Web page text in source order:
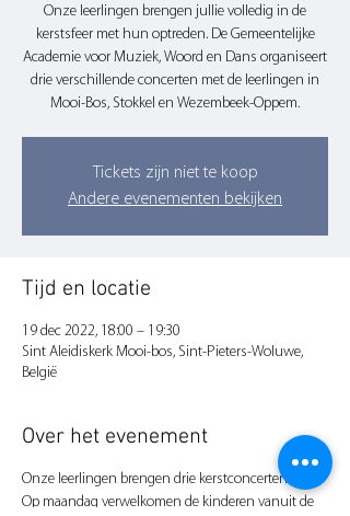
Onze leerlingen brengen jullie volledig in de
kerstsfeer met hun optreden. De Gemeentelijke
Academie voor Muziek, Woord en Dans organiseert
drie verschillende concerten met de leerlingen in
Mooi-Bos, Stokkel en Wezembeek-Oppem.
Tickets zijn niet te koop
Andere evenementen bekijken
Tijd en locatie
19 dec 2022, 18:00 – 19:30
Sint Aleidiskerk Mooi-bos, Sint-Pieters-Woluwe,
België
Over het evenement
Onze leerlingen brengen drie kerstconcerten:
Op maandag verwelkomen de kinderen vanuit de